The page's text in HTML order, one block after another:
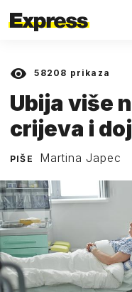
58208 prikaza
Ubija više
crijeva i
PIŠE Martina Japec